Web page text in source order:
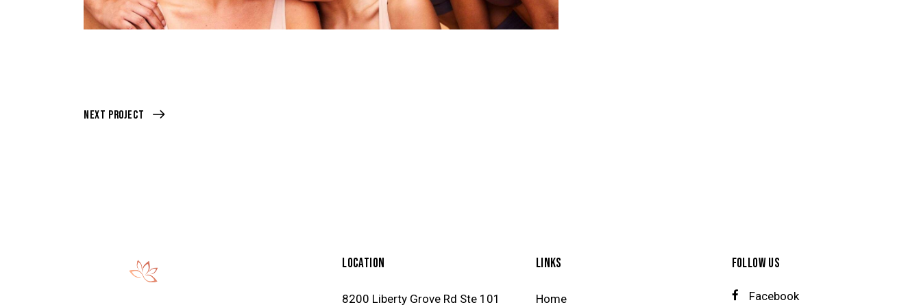
Next Project
LOCATION
8200 Liberty Grove Rd Ste 101
LINKS
Home
FOLLOW US
Facebook